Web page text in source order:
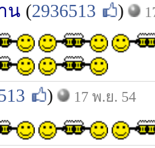
น (2936513 )
) 17 พ.ย. 54